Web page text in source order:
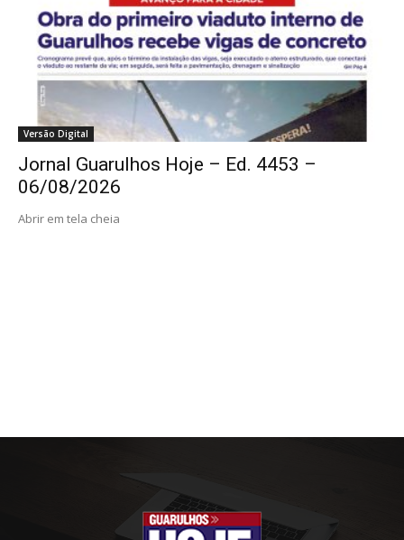
Versão Digital
Jornal Guarulhos Hoje – Ed. 4453 –
06/08/2026
Abrir em tela cheia